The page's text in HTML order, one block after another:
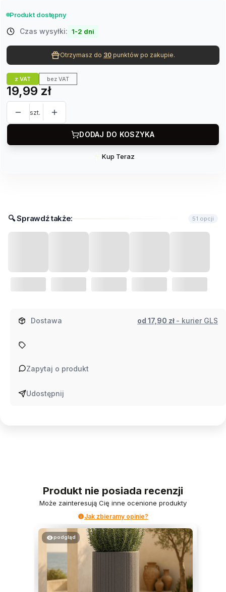
Produkt dostępny
Czas wysyłki: 1-2 dni
Otrzymasz do 30 punktów po zakupie.
z VAT bez VAT
Cena
19,99 zł
szt.
DODAJ DO KOSZYKA
Szybki
"Salamanda"
Kup Teraz
🔍︎​ Sprawdź także: 51 opcji
Dostawa od 17,90 zł - kurier GLS
Zapytaj o produkt
Udostępnij
Produkt nie posiada recenzji
Może zainteresują Cię inne ocenione produkty
Jak zbieramy opinie?
podgląd